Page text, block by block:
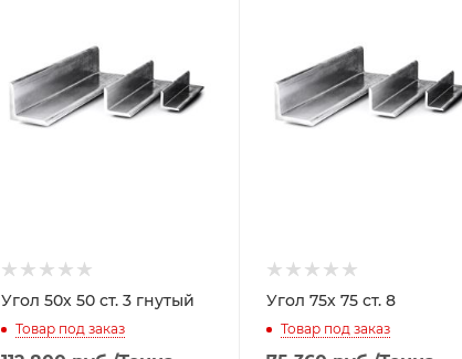
Угол 50х 50 ст. 3 гнутый
Товар под заказ
Угол 75х 75 ст. 8
Товар под заказ